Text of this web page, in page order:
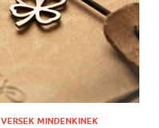
VERSEK MINDENKINEK